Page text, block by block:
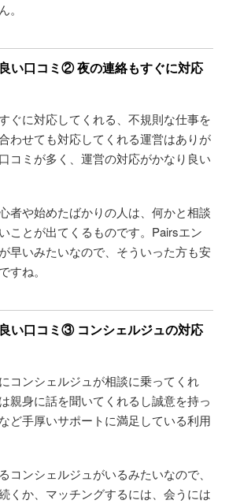
。
い口コミ② 夜の連絡もすぐに対応
ぐに対応してくれる、不規則な仕事を
わせても対応してくれる運営はありが
コミが多く、運営の対応がかなり良い
者や始めたばかりの人は、何かと相談
ことが出てくるものです。Pairsエン
早いみたいなので、そういった方も安
すね。
い口コミ③ コンシェルジュの対応
コンシェルジュが相談に乗ってくれ
親身に話を聞いてくれるし誠意を持っ
ど手厚いサポートに満足している利用
コンシェルジュがいるみたいなので、
くか、マッチングするには、会うには